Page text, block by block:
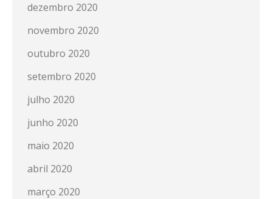
dezembro 2020
novembro 2020
outubro 2020
setembro 2020
julho 2020
junho 2020
maio 2020
abril 2020
março 2020